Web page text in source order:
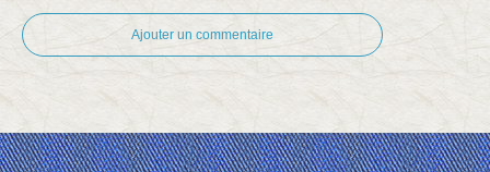
Ajouter un commentaire